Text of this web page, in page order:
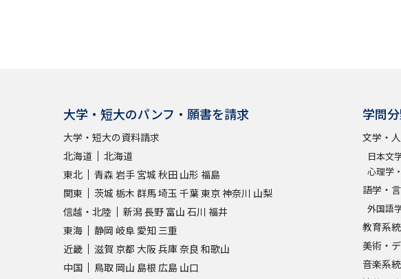
大学・短大のパンフ・願書を請求
大学・短大の資料請求
北海道
北海道
東北
青森 岩手 宮城 秋田 山形 福島
関東
茨城 栃木 群馬埼玉 千葉東京神奈川 山梨
信越・北陸
新潟長野 富山 石川 福井
東海
静岡 岐阜 愛知 三重
近畿
滋賀 京都 大阪兵庫奈良 和歌山
中国
鳥取 岡山 島根 広島 山口
学問
文学・
日本文
心理学
語学・
外国語
教育系統
美術・
音楽系統